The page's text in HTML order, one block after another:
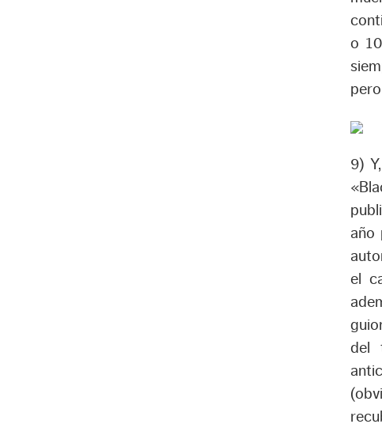
o
9)
año
el
del